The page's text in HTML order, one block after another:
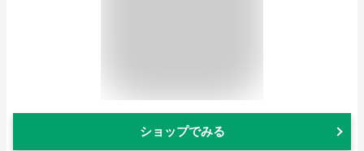
ショップでみる